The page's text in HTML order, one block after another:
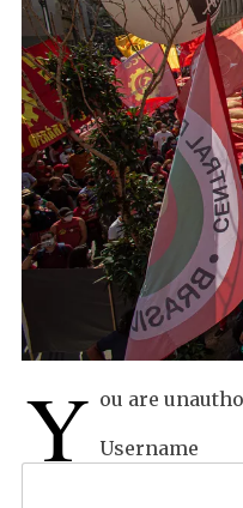
Y ou are
Username